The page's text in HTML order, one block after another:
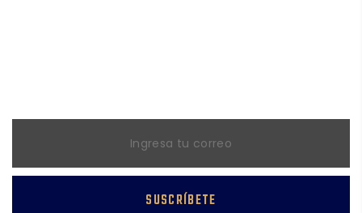
SUSCRÍBETE